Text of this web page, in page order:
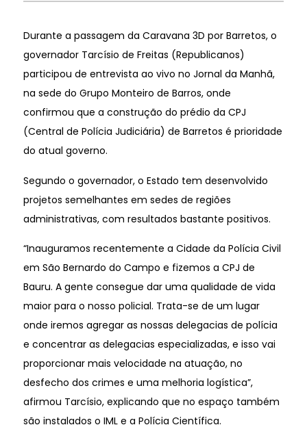
Durante a passagem da Caravana 3D por Barretos, o
governador Tarcísio de Freitas (Republicanos)
participou de entrevista ao vivo no Jornal da Manhã,
na sede do Grupo Monteiro de Barros, onde
confirmou que a construção do prédio da CPJ
(Central de Polícia Judiciária) de Barretos é prioridade
do atual governo.
Segundo o governador, o Estado tem desenvolvido
projetos semelhantes em sedes de regiões
administrativas, com resultados bastante positivos.
“Inauguramos recentemente a Cidade da Polícia Civil
em São Bernardo do Campo e fizemos a CPJ de
Bauru. A gente consegue dar uma qualidade de vida
maior para o nosso policial. Trata-se de um lugar
onde iremos agregar as nossas delegacias de polícia
e concentrar as delegacias especializadas, e isso vai
proporcionar mais velocidade na atuação, no
desfecho dos crimes e uma melhoria logística”,
afirmou Tarcísio, explicando que no espaço também
são instalados o IML e a Polícia Científica.